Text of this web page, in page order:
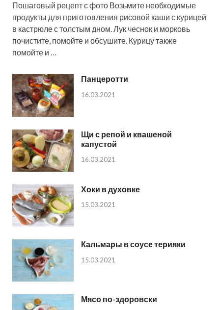
Пошаговый рецепт с фото Возьмите необходимые
продукты для приготовления рисовой каши с курицей
в кастрюле с толстым дном. Лук чеснок и морковь
почистите, помойте и обсушите. Курицу также
помойте и …
Панцеротти
16.03.2021
Щи с репой и квашеной
капустой
16.03.2021
Хоки в духовке
15.03.2021
Кальмары в соусе терияки
15.03.2021
Мясо по-здоровски